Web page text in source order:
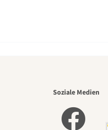
Soziale Medien